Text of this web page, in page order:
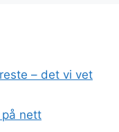
– det vi vet
nett